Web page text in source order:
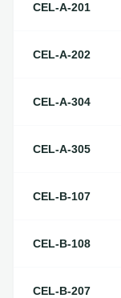
CEL-A-201
CEL-A-202
CEL-A-304
CEL-A-305
CEL-B-107
CEL-B-108
CEL-B-207